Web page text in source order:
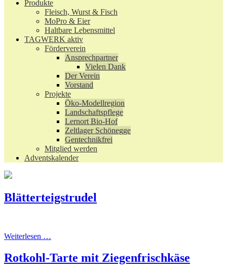
Produkte
Fleisch, Wurst & Fisch
MoPro & Eier
Haltbare Lebensmittel
TAGWERK aktiv
Förderverein
Ansprechpartner
Vielen Dank
Der Verein
Vorstand
Projekte
Öko-Modellregion
Landschaftspflege
Lernort Bio-Hof
Zeltlager Schönegge
Gentechnikfrei
Mitglied werden
Adventskalender
Blätterteigstrudel
Weiterlesen …
Rotkohl-Tarte mit Ziegenfrischkäse